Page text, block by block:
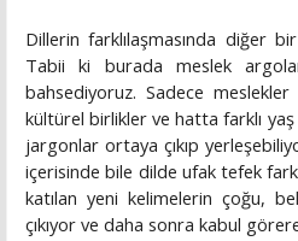
Dillerin farklılaşmasında diğer
Tabii ki burada meslek
bahsediyoruz. Sadece
kültürel birlikler ve hatta farklı
jargonlar ortaya çıkıp
içerisinde bile dilde ufak tefek
katılan yeni kelimelerin çoğu,
çıkıyor ve daha sonra kabul